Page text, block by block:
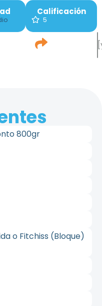
Calificación
5
800gr
o Fitchiss (Bloque)